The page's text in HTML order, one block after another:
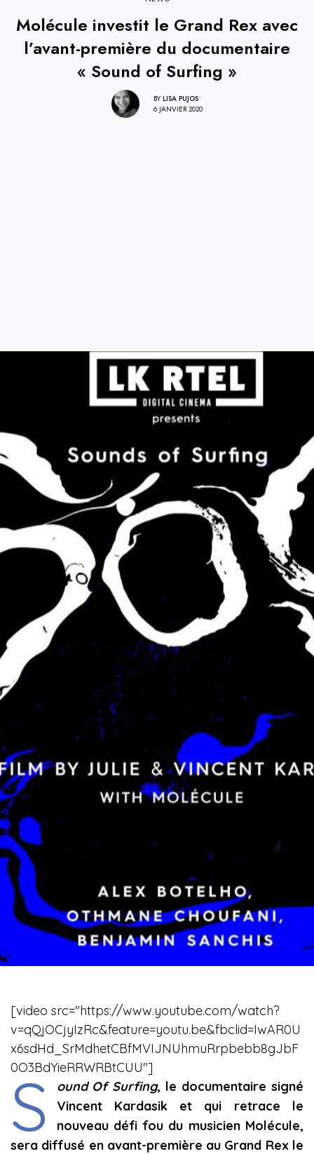
Molécule investit le Grand Rex avec
l’avant-première du documentaire
« Sound of Surfing »
BY LISA PUJOS
6 JANVIER 2020
[video src="https://www.youtube.com/watch?
v=qQjOCjyIzRc&feature=youtu.be&fbclid=IwAR0U
x6sdHd_SrMdhetCBfMVIJNUhmuRrpbebb8gJbF
0O3BdYieRRWRBtCUU"]
S ound Of Surfing, le documentaire signé
Vincent Kardasik et qui retrace le
nouveau défi fou du musicien Molécule,
sera diffusé en avant-première au Grand Rex le